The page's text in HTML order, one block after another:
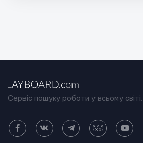
Сервіс пошуку роботи у всьому світі.